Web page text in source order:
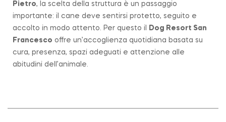
Pietro, la scelta della struttura è un passaggio
importante: il cane deve sentirsi protetto, seguito e
accolto in modo attento. Per questo il
Dog Resort San
Francesco offre un’accoglienza quotidiana basata su
cura, presenza, spazi adeguati e attenzione alle
abitudini dell’animale.